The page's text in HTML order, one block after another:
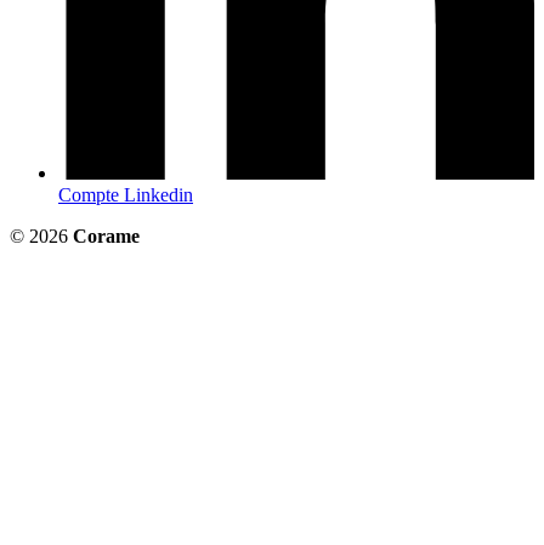
Compte Linkedin
© 2026 Corame